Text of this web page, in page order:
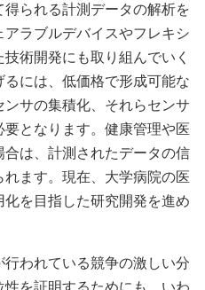
られる計測データの解析を
ラブルデバイスやフレキシ
術開発にも取り組んでいく
には、低価格で形成可能な
サの集積化、それらセンサ
となります。健康管理や医
は、計測されたデータの信
ます。現在、大学病院の医
を目指した研究開発を進め
われている競争の激しい分